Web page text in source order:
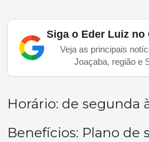
Siga o Eder Luiz no
Veja as principais
Joaçaba, região e
Horário: de segunda
Benefícios: Plano de